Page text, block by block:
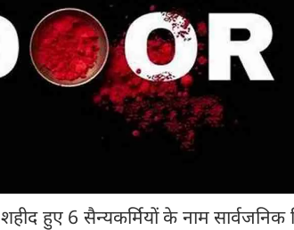
हुए 6 सैन्यकर्मियों के नाम सार्वजनिक